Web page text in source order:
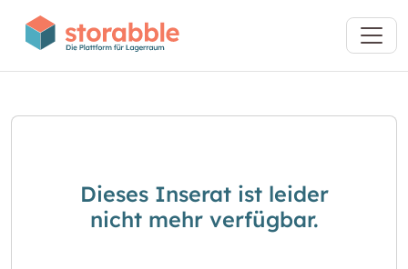
Dieses Inserat ist leider
nicht mehr verfügbar.